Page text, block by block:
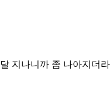
지나니까 좀 나아지더